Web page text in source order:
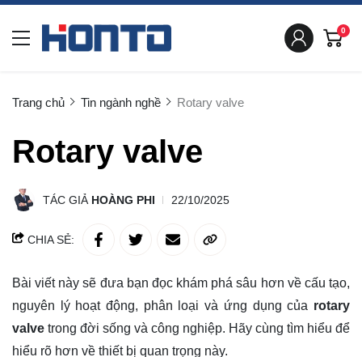
0
Trang chủ Tin ngành nghề Rotary valve
Rotary valve
TÁC GIẢ HOÀNG PHI 22/10/2025
CHIA SẺ:
Bài viết này sẽ đưa bạn đọc khám phá sâu hơn về cấu tạo,
nguyên lý hoạt động, phân loại và ứng dụng của rotary
valve trong đời sống và công nghiệp. Hãy cùng tìm hiểu để
hiểu rõ hơn về thiết bị quan trọng này.